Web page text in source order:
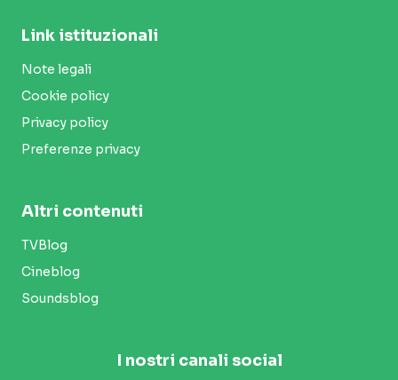
Link istituzionali
Note legali
Cookie policy
Privacy policy
Preferenze privacy
Altri contenuti
TVBlog
Cineblog
Soundsblog
I nostri canali social